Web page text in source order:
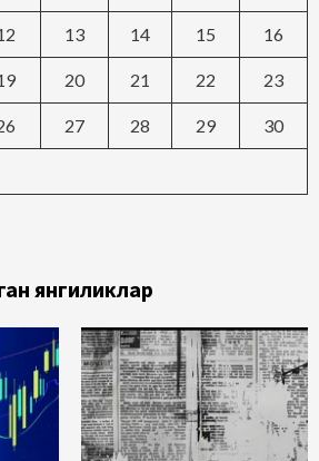
13 14 15 16
20 21 22 23
27 28 29 30
янгиликлар